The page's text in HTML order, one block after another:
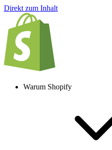
Direkt zum Inhalt
Warum Shopify